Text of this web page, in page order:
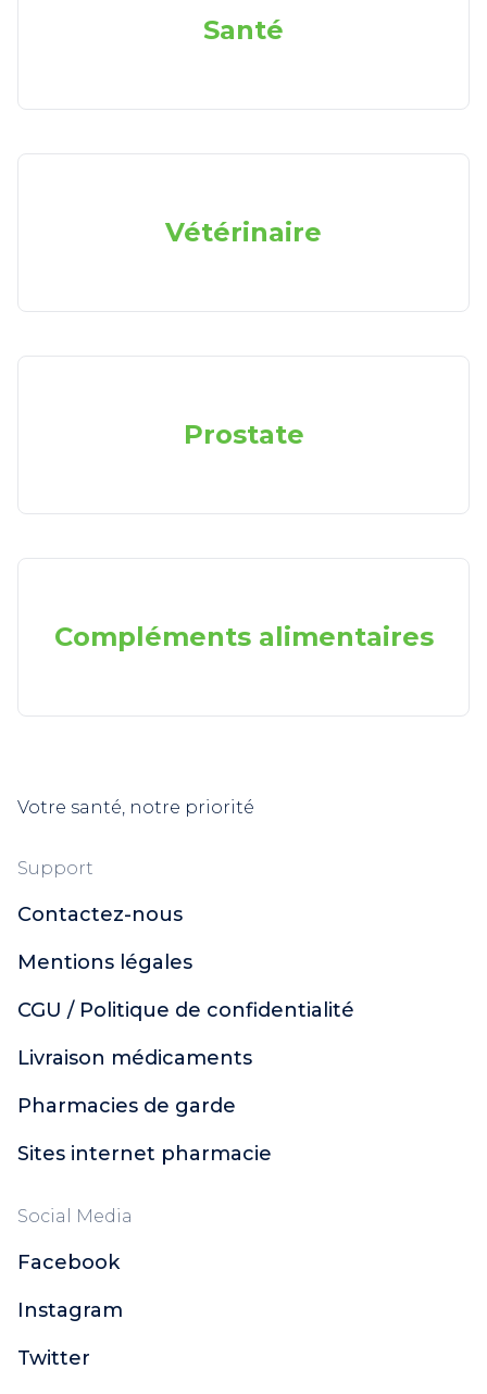
Santé
Vétérinaire
Prostate
Compléments alimentaires
Votre santé, notre priorité
Support
Contactez-nous
Mentions légales
CGU / Politique de confidentialité
Livraison médicaments
Pharmacies de garde
Sites internet pharmacie
Social Media
Facebook
Instagram
Twitter